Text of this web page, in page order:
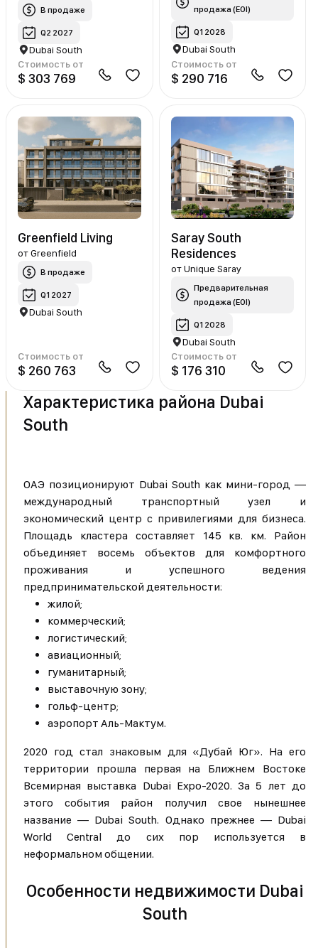
В продаже
Q2 2027
Dubai South
Стоимость от
$ 303 769
продажа (EOI)
Q1 2028
Dubai South
Стоимость от
$ 290 716
Greenfield Living
отGreenfield
В продаже
Q1 2027
Dubai South
Стоимость от
$ 260 763
Saray South
Residences
от Unique Saray
Предварительная
продажа (EOI)
Q1 2028
Dubai South
Стоимость от
$ 176 310
Характеристика района Dubai
South
ОАЭ позиционируют Dubai South как мини-город —
международный транспортный узел и
экономический центр с привилегиями для бизнеса.
Площадь кластера составляет 145 кв. км. Район
объединяет восемь объектов для комфортного
проживания и успешного ведения
предпринимательской деятельности:
жилой;
коммерческий;
логистический;
авиационный;
гуманитарный;
выставочную зону;
гольф-центр;
аэропорт Аль-Мактум.
2020 год стал знаковым для «Дубай Юг». На его
территории прошла первая на Ближнем Востоке
Всемирная выставка Dubai Expo-2020. За 5 лет до
этого события район получил свое нынешнее
название — Dubai South. Однако прежнее — Dubai
World Central до сих пор используется в
неформальном общении.
Особенности недвижимости Dubai
South